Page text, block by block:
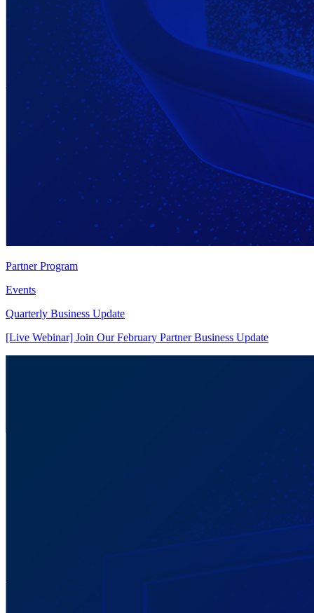
Partner Program
Events
Quarterly Business Update
[Live Webinar] Join Our February Partner Business Update